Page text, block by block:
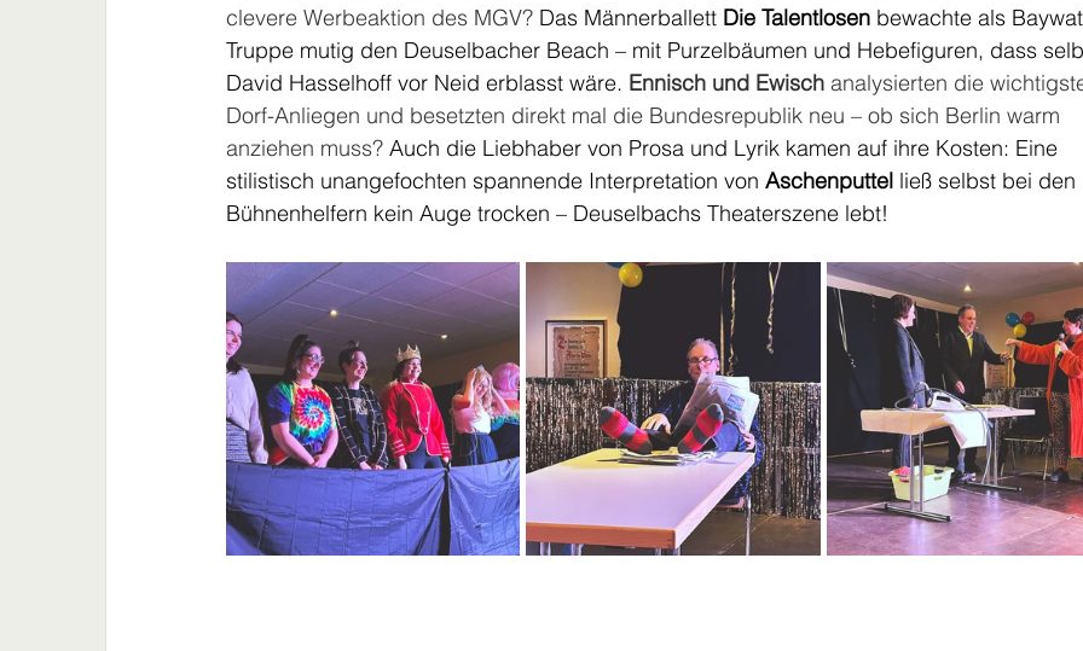
clevere Werbeaktion des MGV? Das Männerballett Die Talentlosen bewachte als
Truppe mutig den Deuselbacher Beach – mit Purzelbäumen und Hebefiguren, dass
David Hasselhoff vor Neid erblasst wäre. Ennisch und Ewisch analysierten die
Dorf-Anliegen und besetzten direkt mal die Bundesrepublik neu – ob sich Berlin warm
anziehen muss? Auch die Liebhaber von Prosa und Lyrik kamen auf ihre Kosten: Eine
stilistisch unangefochten spannende Interpretation von Aschenputtel ließ selbst bei den
Bühnenhelfern kein Auge trocken – Deuselbachs Theaterszene lebt!